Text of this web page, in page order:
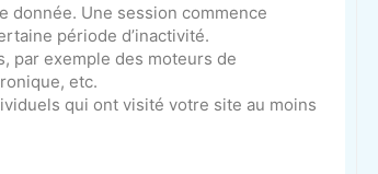
donnée. Une session commence
période d’inactivité.
par exemple des moteurs de
etc.
qui ont visité votre site au moins